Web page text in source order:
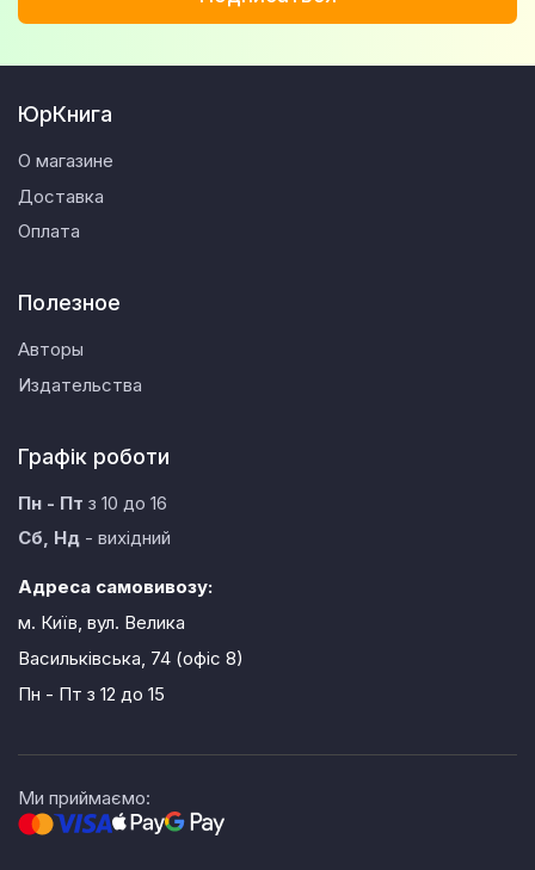
ЮрКнига
О магазине
Доставка
Оплата
Полезное
Авторы
Издательства
Графік роботи
Пн - Пт з 10 до 16
Сб, Нд - вихідний
Адреса самовивозу:
м. Київ, вул. Велика
Васильківська, 74 (офіс 8)
Пн - Пт з 12 до 15
Ми приймаємо: